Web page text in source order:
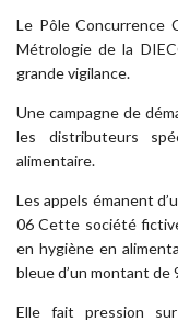
Le Pôle Concurrence
Métrologie de la
grande vigilance.
Une campagne de
les distributeurs
alimentaire.
Les appels émanent
06 Cette société
en hygiène en
bleue d’un montant de
Elle fait pression